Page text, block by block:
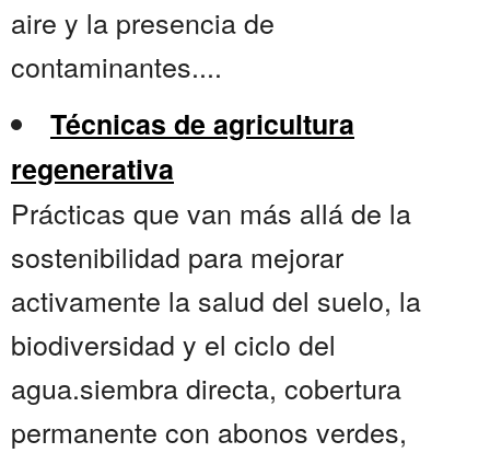
aire y la presencia de
contaminantes....
Técnicas de agricultura
regenerativa
Prácticas que van más allá de la
sostenibilidad para mejorar
activamente la salud del suelo, la
biodiversidad y el ciclo del
agua.siembra directa, cobertura
permanente con abonos verdes,